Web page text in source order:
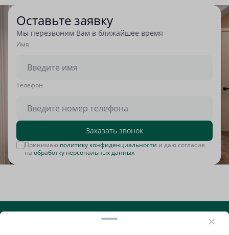
Оставьте заявку
Мы перезвоним Вам в ближайшее время
Имя
Tелефон
Заказать звонок
Принимаю политику конфиденциальности и даю согласие
на обработку персональных данных